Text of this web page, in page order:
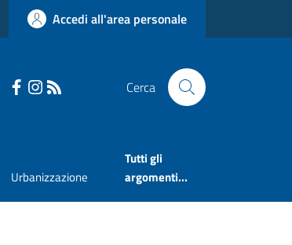
Accedi all'area personale
Cerca
Urbanizzazione
Tutti gli
argomenti...